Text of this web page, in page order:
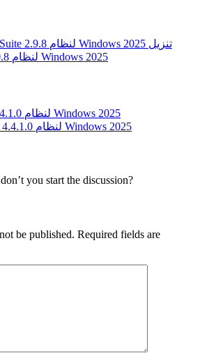
تنزيل
S.O.S Security Suite 2.9.8 لنظام Windows 2025
تنزيل Clear Disk Info 4.4.1.0 لنظام Windows 2025
you start the discussion?
be published. Required fields are